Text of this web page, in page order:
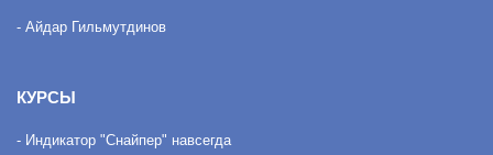
- Айдар Гильмутдинов
КУРСЫ
- Индикатор "Снайпер" навсегда